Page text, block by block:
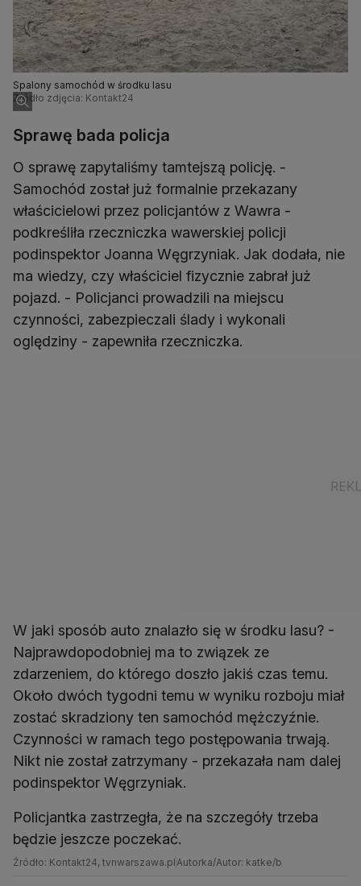
Spalony samochód w środku lasu
Źródło zdjęcia: Kontakt24
Sprawę bada policja
O sprawę zapytaliśmy tamtejszą policję. -
Samochód został już formalnie przekazany
właścicielowi przez policjantów z Wawra -
podkreśliła rzeczniczka wawerskiej policji
podinspektor Joanna Węgrzyniak. Jak dodała, nie
ma wiedzy, czy właściciel fizycznie zabrał już
pojazd. - Policjanci prowadzili na miejscu
czynności, zabezpieczali ślady i wykonali
oględziny - zapewniła rzeczniczka.
W jaki sposób auto znalazło się w środku lasu? -
Najprawdopodobniej ma to związek ze
zdarzeniem, do którego doszło jakiś czas temu.
Około dwóch tygodni temu w wyniku rozboju miał
zostać skradziony ten samochód mężczyźnie.
Czynności w ramach tego postępowania trwają.
Nikt nie został zatrzymany - przekazała nam dalej
podinspektor Węgrzyniak.
Policjantka zastrzegła, że na szczegóły trzeba
będzie jeszcze poczekać.
Źródło: Kontakt24, tvnwarszawa.plAutorka/Autor: katke/b